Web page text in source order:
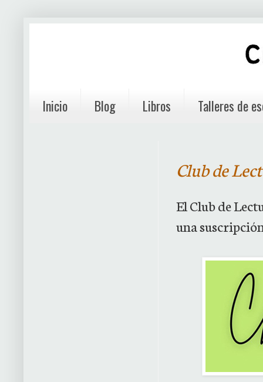
Inicio Blog Libros Talleres de
Club de
El Club de
una